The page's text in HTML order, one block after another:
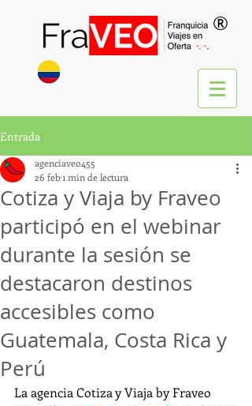
®
Entrada
Cotiza y Viaja by Fraveo
participó en el webinar
durante la sesión se
destacaron destinos
accesibles como
Guatemala, Costa Rica y
Perú
agenciaveo455
26 feb1 min de lectura
La agencia Cotiza y Viaja by Fraveo